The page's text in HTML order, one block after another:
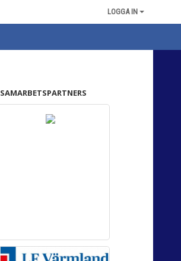
LOGGA IN
SAMARBETSPARTNERS